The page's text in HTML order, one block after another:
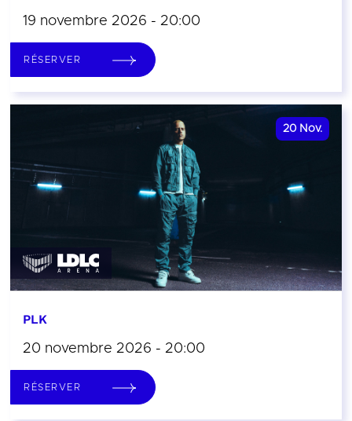
19 novembre 2026 - 20:00
RÉSERVER
20 Nov.
PLK
20 novembre 2026 - 20:00
RÉSERVER